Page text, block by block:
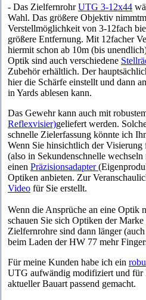
- Das ZielfernrohrUTG 3-12x44
Wahl. Das größere Objektiv
Verstellmöglichkeit von 3-12fach
größere Entfernung. Mit 12facher
hiermit schon ab 10m (bis
Optik sind auch verschiedene
Zubehör erhältlich. Der
hier die Schärfe einstellt und dann
in Yards ablesen kann.
Das Gewehr kann auch mit
Reflexvisier)geliefert werden.
schnelle Zielerfassung könnte ich
Wenn Sie hinsichtlich der Visierung
(also in Sekundenschnelle
einen Präzisionsadapter
Optiken anbieten. Zur
Video für Sie erstellt.
Wenn die Ansprüche an eine Optik
schauen Sie sich Optiken der Marke
Zielfernrohre sind dann länger
beim Laden der HW 77 mehr
Für meine Kunden habe ich ein
UTG aufwändig modifiziert und
aktueller Bauart passend gemacht.